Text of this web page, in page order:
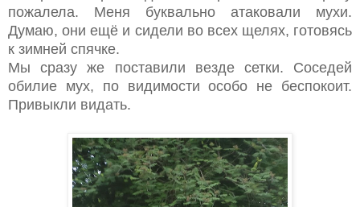
пожалела. Меня буквально атаковали мухи.
Думаю, они ещё и сидели во всех щелях, готовясь
к зимней спячке.
Мы сразу же поставили везде сетки. Соседей
обилие мух, по видимости особо не беспокоит.
Привыкли видать.